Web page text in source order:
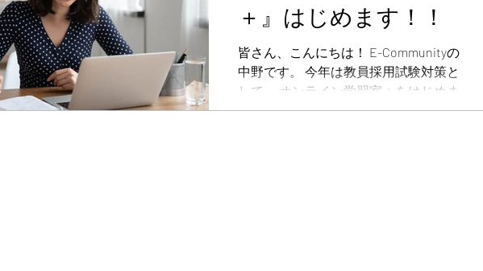
＋』はじめます！！
皆さん、こんにちは！ E-Communityの
中野です。 今年は教員採用試験対策と
して、 オンライン学習室＋をはじめま
す！ 筆記試験対策 小論文対策 面接対策